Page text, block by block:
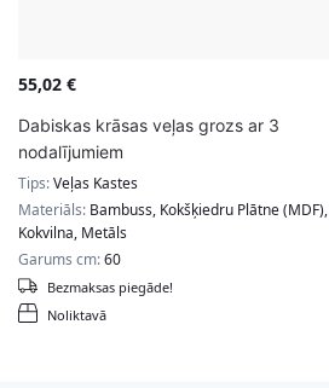
55,02 €
Dabiskas krāsas veļas grozs ar 3
nodalījumiem
Tips:Veļas Kastes
Materiāls: Bambuss, Kokšķiedru Plātne (MDF),
Kokvilna, Metāls
Garums cm:60
Noliktavā
Bezmaksas piegāde!